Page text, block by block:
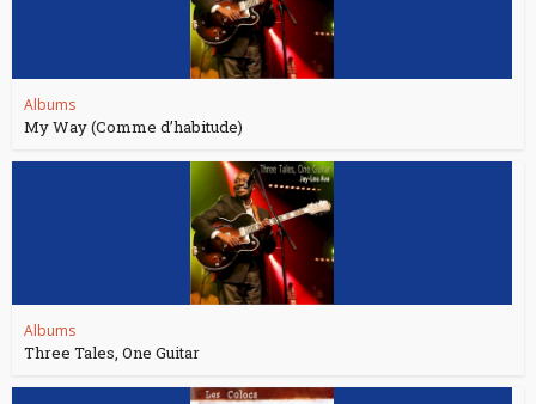
Albums
My Way (Comme d’habitude)
Albums
Three Tales, One Guitar